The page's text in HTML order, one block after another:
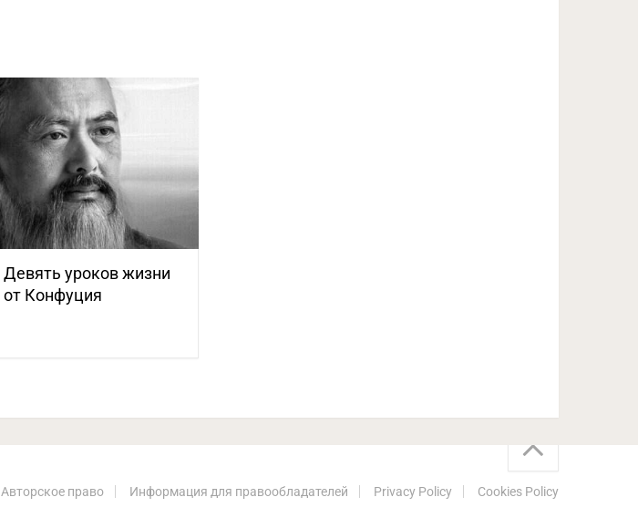
Девять уроков жизни
от Конфуция
Авторское право Информация для правообладателей Privacy Policy Cookies Policy